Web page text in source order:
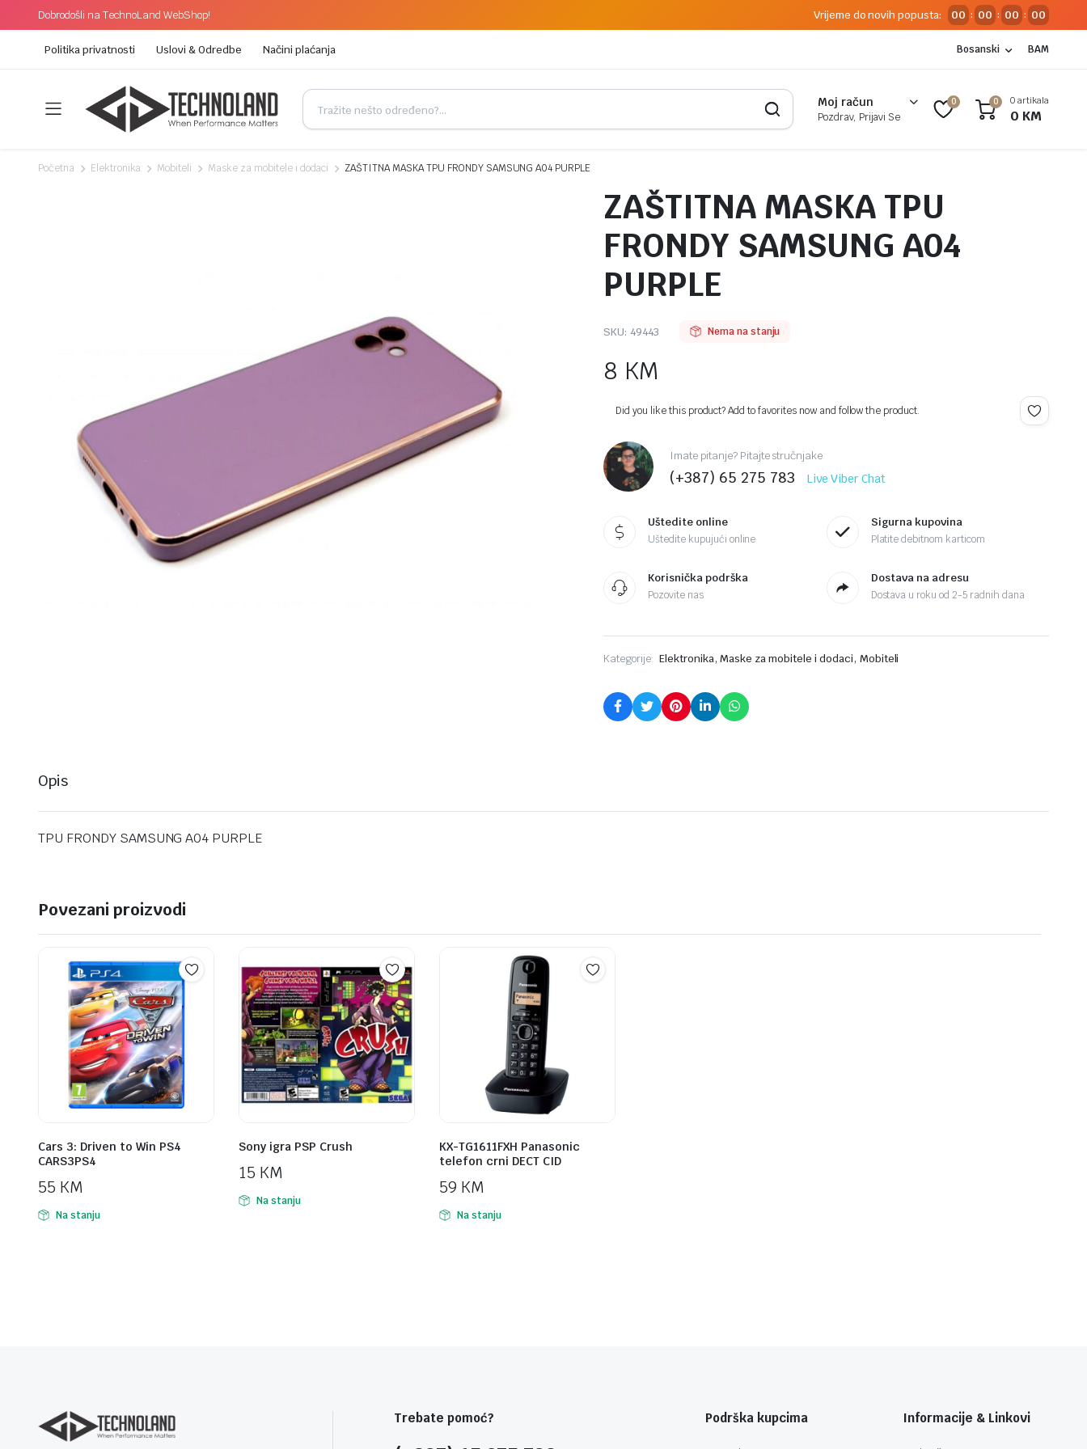
Dobrodošli na TechnoLand WebShop! Vrijeme do novih popusta: 00 : 00 : 00 : 00
Politika privatnosti Uslovi & Odredbe Načini plaćanja Bosanski BAM
Moj račun
Pozdrav, Prijavi Se
0 0 0 artikala
0 KM
Početna Elektronika Mobiteli Maske za mobitele i dodaci ZAŠTITNA MASKA TPU FRONDY SAMSUNG A04 PURPLE
ZAŠTITNA MASKA TPU
FRONDY SAMSUNG A04
PURPLE
SKU: 49443 Nema na stanju
8 KM
Did you like this product? Add to favorites now and follow the product.
Imate pitanje? Pitajte stručnjake
(+387) 65 275 783 Live Viber Chat
Uštedite online
Uštedite kupujući online
Sigurna kupovina
Platite debitnom karticom
Korisnička podrška
Pozovite nas
Dostava na adresu
Dostava u roku od 2-5 radnih dana
Kategorije: Elektronika, Maske za mobitele i dodaci, Mobiteli
Opis
TPU FRONDY SAMSUNG A04 PURPLE
Povezani proizvodi
Cars 3: Driven to Win PS4
CARS3PS4
55 KM
Na stanju
Sony igra PSP Crush
15 KM
Na stanju
KX-TG1611FXH Panasonic
telefon crni DECT CID
59 KM
Na stanju
Trebate pomoć? Podrška kupcima Informacije & Linkovi